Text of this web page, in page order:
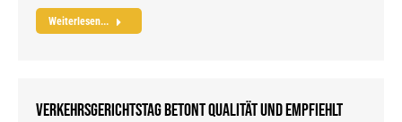
Weiterlesen...
Verkehrsgerichtstag betont Qualität und empfiehlt